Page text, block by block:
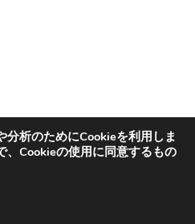
分析のためにCookieを利用しま
、Cookieの使用に同意するもの